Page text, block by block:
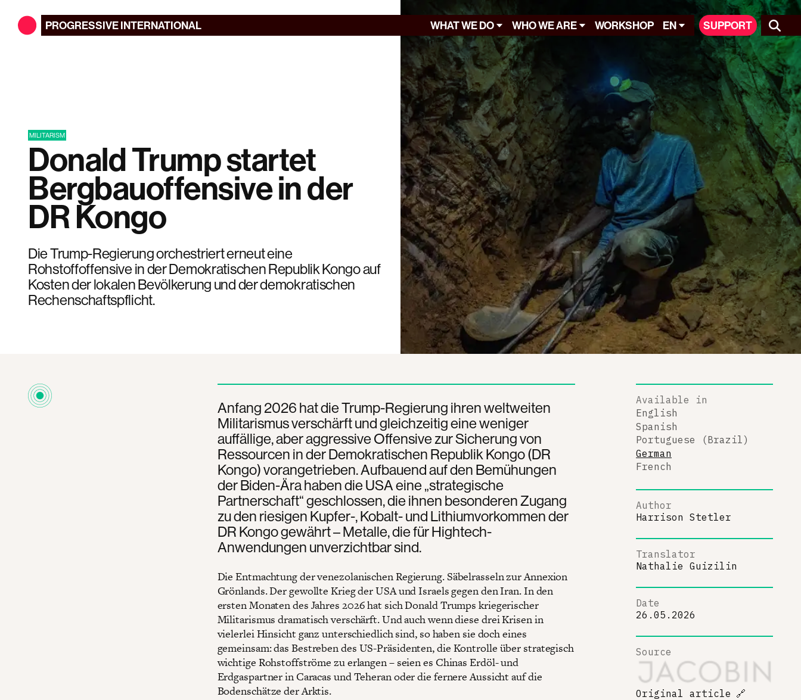
PROGRESSIVEINTERNATIONAL WHAT WE DO WHO WE ARE WORKSHOP EN SUPPORT
MILITARISM
Donald Trump startet
Bergbauoffensive in der
DR Kongo
Die Trump-Regierung orchestriert erneut eine
Rohstoffoffensive in der Demokratischen Republik Kongo auf
Kosten der lokalen Bevölkerung und der demokratischen
Rechenschaftspflicht.
Anfang 2026 hat die Trump-Regierung ihren weltweiten
Militarismus verschärft und gleichzeitig eine weniger
auffällige, aber aggressive Offensive zur Sicherung von
Ressourcen in der Demokratischen Republik Kongo (DR
Kongo) vorangetrieben. Aufbauend auf den Bemühungen
der Biden-Ära haben die USA eine „strategische
Partnerschaft“ geschlossen, die ihnen besonderen Zugang
zu den riesigen Kupfer-, Kobalt- und Lithiumvorkommen der
DR Kongo gewährt – Metalle, die für Hightech-
Anwendungen unverzichtbar sind.
Die Entmachtung der venezolanischen Regierung. Säbelrasseln zur Annexion
Grönlands. Der gewollte Krieg der USA und Israels gegen den Iran. In den
ersten Monaten des Jahres 2026 hat sich Donald Trumps kriegerischer
Militarismus dramatisch verschärft. Und auch wenn diese drei Krisen in
vielerlei Hinsicht ganz unterschiedlich sind, so haben sie doch eines
gemeinsam: das Bestreben des US-Präsidenten, die Kontrolle über strategisch
wichtige Rohstoffströme zu erlangen – seien es Chinas Erdöl- und
Erdgaspartner in Caracas und Teheran oder die fernere Aussicht auf die
Bodenschätze der Arktis.
Available in
English
Spanish
Portuguese (Brazil)
German
French
Author
Harrison Stetler
Translator
Nathalie Guizilin
Date
26.05.2026
Source
Original article 🔗